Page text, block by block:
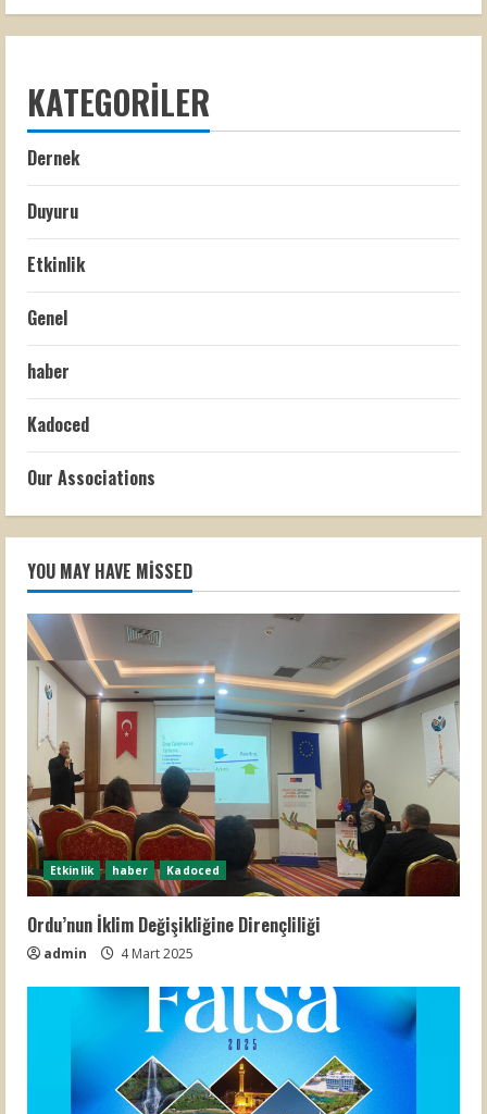
KATEGORILER
Dernek
Duyuru
Etkinlik
Genel
haber
Kadoced
Our Associations
YOU MAY HAVE MISSED
Etkinlik haber Kadoced
Ordu’nun İklim Değişikliğine Dirençliliği
admin 4 Mart 2025